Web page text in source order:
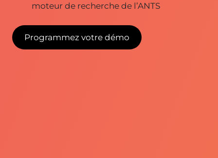
moteur de recherche de l’ANTS
Programmez votre démo